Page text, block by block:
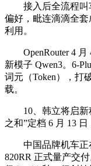
接入后全流程叫
偏好，毗连滴滴全
利用。
OpenRouter 4 月
新模子 Qwen3。6-
词元（Token），打
载。
10、韩立将启新
之和”定档 6 月 13 日
中国品牌机车正
820RR 正式量产交